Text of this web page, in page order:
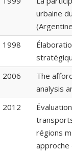
urbaine
1998
2006
The
analysis
2012
régions